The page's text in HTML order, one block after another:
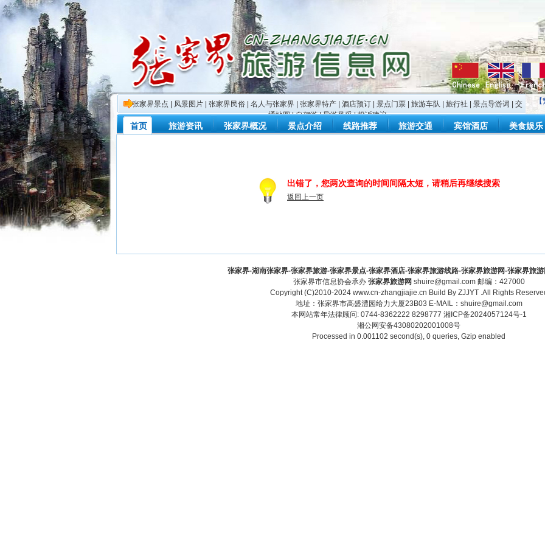
张家界景点 风景图片 张家界民俗 名人与张家界 张家界特产 酒店预订 景点门票 旅游车队 旅行社 景点导游词
交
通地图|自驾游|导游风采|投诉建议
首页 旅游资讯 张家界概况 景点介绍 线路推荐 旅游交通 宾馆酒店 美食娱乐
出错了，您两次查询的时间间隔太短，请稍后再继续搜索
返回上一页
张家界-湖南张家界-张家界旅游-张家界景点-张家界酒店-张家界旅游线路-张家界旅游网-张家界旅
张家界市信息协会承办 张家界旅游网 shuire@gmail.com 邮编：427000
Copyright (C)2010-2024 www.cn-zhangjiajie.cn Build By ZJJYT.All Rights
地址：张家界市高盛澧园给力大厦23B03 E-MAIL：shuire@gmail.com
本网站常年法律顾问: 0744-8362222 8298777 湘ICP备2024057124号-1
湘公网安备43080202001008号
Processed in 0.001102 second(s), 0 queries, Gzip enabled